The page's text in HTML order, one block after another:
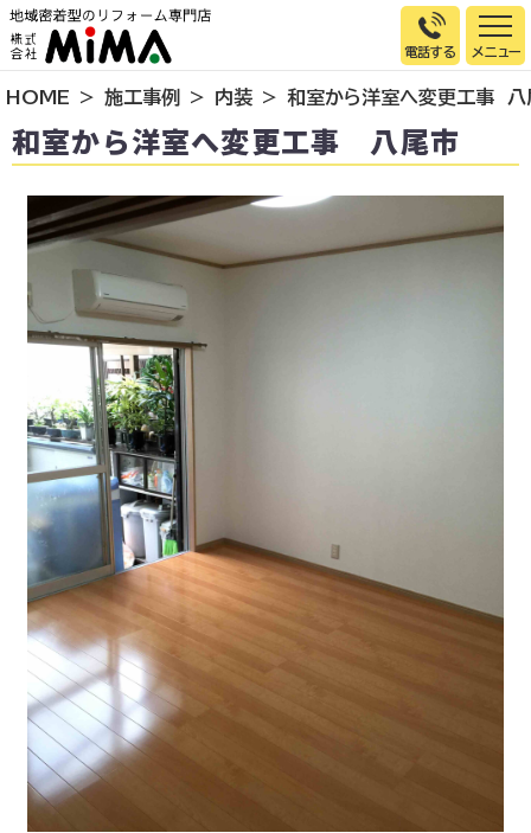
電話する
トップページ
選ばれる理由
施工事例
お客様の声
イベント情報
店舗＆モデルハウス紹介
スタッフ紹介
リフォームの流れ
お知らせ
会社概要
HOME 施工事例 内装 和室から洋室へ変更工事 八
和室から洋室へ変更工事 八尾市